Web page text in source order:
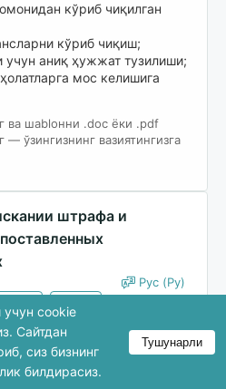
кўриб чиқилган
кўриб чиқиш;
учун аниқ ҳужжат тузилиши;
мос келишига
ва шablонни .doc ёки .pdf
ўзингизнинг вазиятингизга
штрафа и
Рус (Ру)
Юклаб олиш
учун cookie
Сайтдан
сиз бизнинг
билдирасиз.
Тушунарли